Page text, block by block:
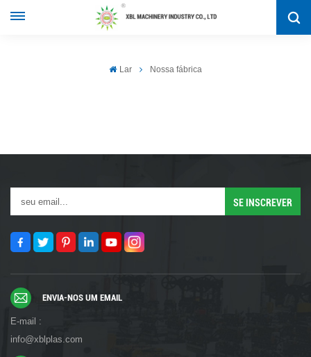
Lar Nossa fábrica
ENVIA-NOS UM EMAIL
E-mail :
info@xblplas.com